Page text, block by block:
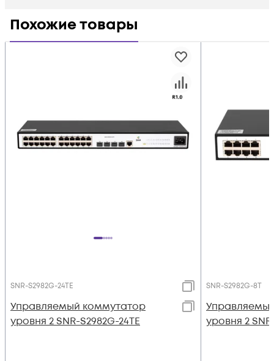
Похожие товары
SNR-S2982G-24TE
Управляемый коммутатор
уровня 2 SNR-S2982G-24TE
SNR-S2982G-8T
уровня 2